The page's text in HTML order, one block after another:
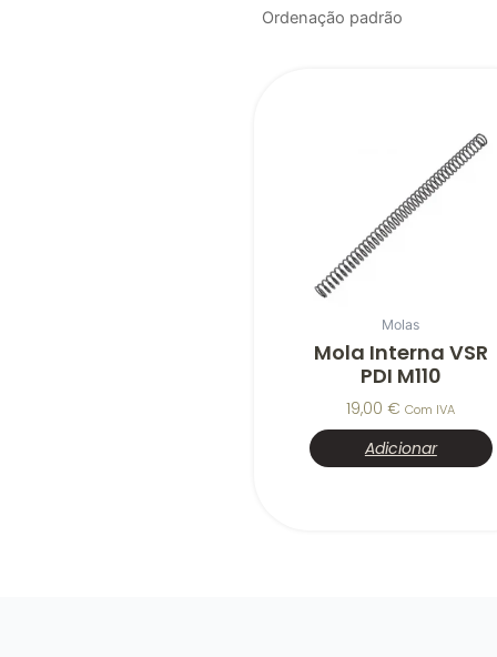
Molas
Mola Interna VSR
PDI M110
19,00€ Com IVA
Adicionar